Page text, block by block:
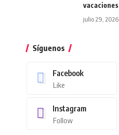
vacaciones
julio 29, 2026
Síguenos
Facebook
Like
Instagram
Follow